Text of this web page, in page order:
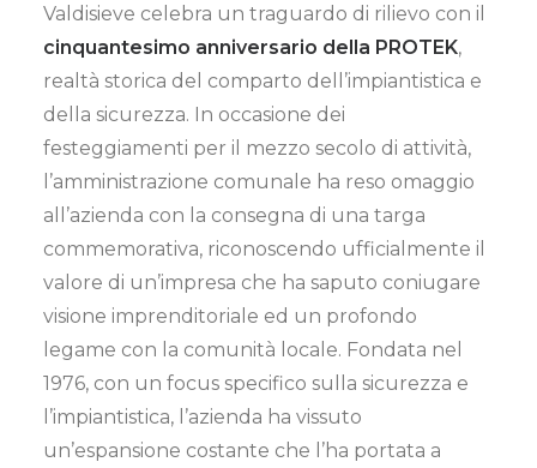
Valdisieve celebra un traguardo di rilievo con il
cinquantesimo anniversario della PROTEK,
realtà storica del comparto dell’impiantistica e
della sicurezza. In occasione dei
festeggiamenti per il mezzo secolo di attività,
l’amministrazione comunale ha reso omaggio
all’azienda con la consegna di una targa
commemorativa, riconoscendo ufficialmente il
valore di un’impresa che ha saputo coniugare
visione imprenditoriale ed un profondo
legame con la comunità locale. Fondata nel
1976, con un focus specifico sulla sicurezza e
l’impiantistica, l’azienda ha vissuto
un’espansione costante che l’ha portata a